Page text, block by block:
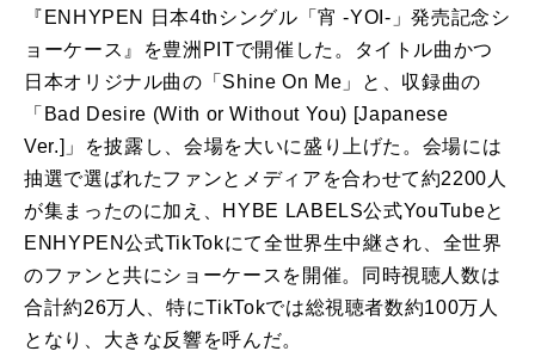
『ENHYPEN 日本4thシングル「宵 -YOI-」発売記念シ
ョーケース』を豊洲PITで開催した。タイトル曲かつ
日本オリジナル曲の「Shine On Me」と、収録曲の
「Bad Desire (With or Without You) [Japanese
Ver.]」を披露し、会場を大いに盛り上げた。会場には
抽選で選ばれたファンとメディアを合わせて約2200人
が集まったのに加え、HYBE LABELS公式YouTubeと
ENHYPEN公式TikTokにて全世界生中継され、全世界
のファンと共にショーケースを開催。同時視聴人数は
合計約26万人、特にTikTokでは総視聴者数約100万人
となり、大きな反響を呼んだ。